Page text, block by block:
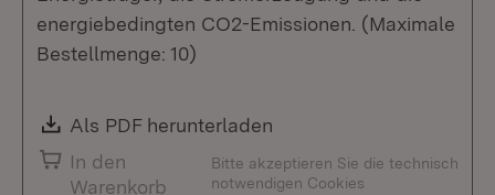
energiebedingten CO2-Emissionen. (Maximale
Bestellmenge: 10)
Download:
Als PDF herunterladen
In den
Warenkorb
Bitte akzeptieren Sie die technisch
notwendigen Cookies